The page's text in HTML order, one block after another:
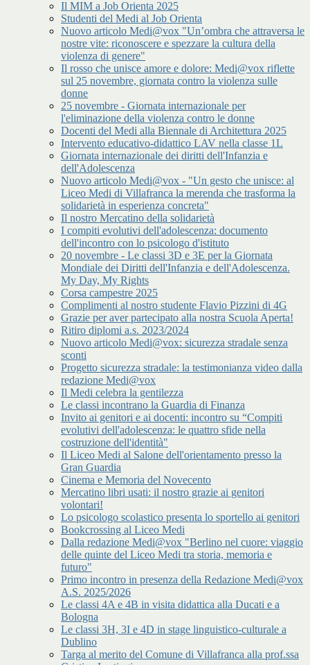
Il MIM a Job Orienta 2025
Studenti del Medi al Job Orienta
Nuovo articolo Medi@vox "Un’ombra che attraversa le
nostre vite: riconoscere e spezzare la cultura della
violenza di genere"
Il rosso che unisce amore e dolore: Medi@vox riflette
sul 25 novembre, giornata contro la violenza sulle
donne
25 novembre - Giornata internazionale per
l'eliminazione della violenza contro le donne
Docenti del Medi alla Biennale di Architettura 2025
Intervento educativo-didattico LAV nella classe 1L
Giornata internazionale dei diritti dell'Infanzia e
dell'Adolescenza
Nuovo articolo Medi@vox - "Un gesto che unisce: al
Liceo Medi di Villafranca la merenda che trasforma la
solidarietà in esperienza concreta"
Il nostro Mercatino della solidarietà
I compiti evolutivi dell'adolescenza: documento
dell'incontro con lo psicologo d'istituto
20 novembre - Le classi 3D e 3E per la Giornata
Mondiale dei Diritti dell'Infanzia e dell'Adolescenza.
My Day, My Rights
Corsa campestre 2025
Complimenti al nostro studente Flavio Pizzini di 4G
Grazie per aver partecipato alla nostra Scuola Aperta!
Ritiro diplomi a.s. 2023/2024
Nuovo articolo Medi@vox: sicurezza stradale senza
sconti
Progetto sicurezza stradale: la testimonianza video dalla
redazione Medi@vox
Il Medi celebra la gentilezza
Le classi incontrano la Guardia di Finanza
Invito ai genitori e ai docenti: incontro su “Compiti
evolutivi dell'adolescenza: le quattro sfide nella
costruzione dell'identità"
Il Liceo Medi al Salone dell'orientamento presso la
Gran Guardia
Cinema e Memoria del Novecento
Mercatino libri usati: il nostro grazie ai genitori
volontari!
Lo psicologo scolastico presenta lo sportello ai genitori
Bookcrossing al Liceo Medi
Dalla redazione Medi@vox "Berlino nel cuore: viaggio
delle quinte del Liceo Medi tra storia, memoria e
futuro"
Primo incontro in presenza della Redazione Medi@vox
A.S. 2025/2026
Le classi 4A e 4B in visita didattica alla Ducati e a
Bologna
Le classi 3H, 3I e 4D in stage linguistico-culturale a
Dublino
Targa al merito del Comune di Villafranca alla prof.ssa